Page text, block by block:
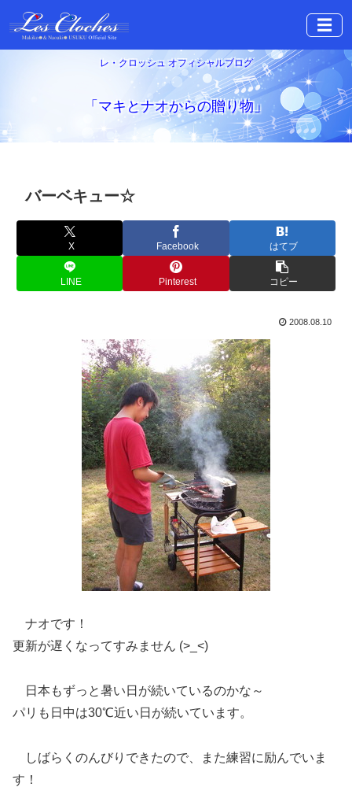
☰
レ・クロッシュ オフィシャルブログ
「マキとナオからの贈り物」
バーベキュー☆
X Facebook はてブ
LINE Pinterest コピー
2008.08.10
ナオです！
更新が遅くなってすみません (>_<)
日本もずっと暑い日が続いているのかな～
パリも日中は30℃近い日が続いています。
しばらくのんびりできたので、また練習に励んでいま
す！